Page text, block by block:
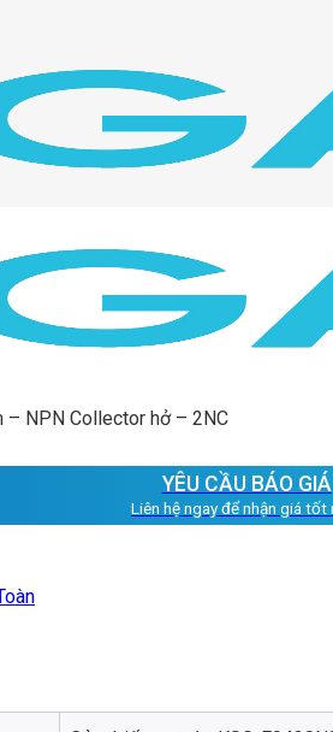
– NPN Collector hở – 2NC
YÊU CẦU BÁO GIÁ
Liên hệ ngay để nhận giá tốt